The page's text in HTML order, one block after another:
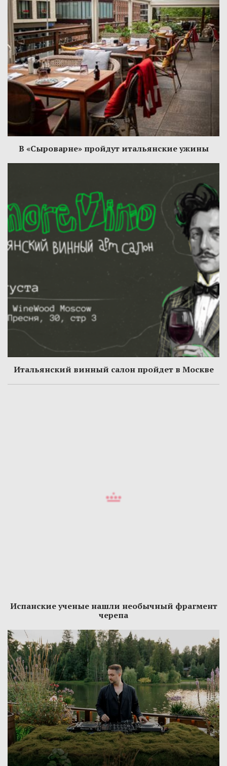
В «Сыроварне» пройдут итальянские ужины
Итальянский винный салон пройдет в Москве
Испанские ученые нашли необычный фрагмент
черепа